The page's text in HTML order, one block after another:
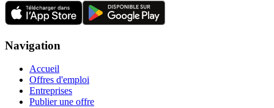
Navigation
Accueil
Offres d'emploi
Entreprises
Publier une offre